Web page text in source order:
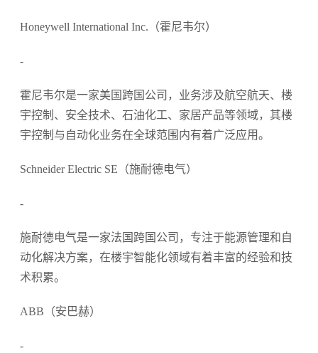
Honeywell International Inc.（霍尼韦尔）
-
霍尼韦尔是一家美国跨国公司，业务涉及航空航天、楼
宇控制、安全技术、石油化工、家居产品等领域，其楼
宇控制与自动化业务在全球范围内有着广泛应用。
Schneider Electric SE（施耐德电气）
-
施耐德电气是一家法国跨国公司，专注于能源管理和自
动化解决方案，在楼宇智能化领域有着丰富的经验和技
术积累。
ABB（安巴赫）
-